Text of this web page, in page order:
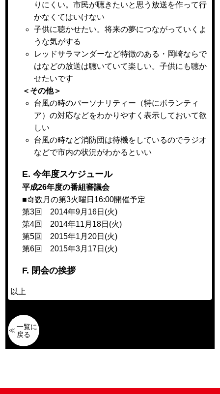
りにくい。市民が聴きたいと思う放送を作って行
かなくてはいけない
子供に聴かせたい。将来の夢につながっていくよ
うな気がする
レッドサラマンダーなど特徴のある・岡崎ならで
はなどの放送は聴いていて楽しい。子供にも聴か
せたいです
＜その他＞
台風の時のパーソナリティー（特にボランティ
ア）の対応などをわかりやすく表示しておいて欲
しい
台風の時など消防団は待機をしているのでラジオ
などで市内の状況がわかるといい
E. 今年度スケジュール
平成26年度の番組審議会
■奇数月の第3火曜日16:00開催予定
第3回 2014年9月16日(火)
第4回 2014年11月18日(火)
第5回 2015年1月20日(火)
第6回 2015年3月17日(火)
F. 閉会の挨拶
以上
一覧に
戻る